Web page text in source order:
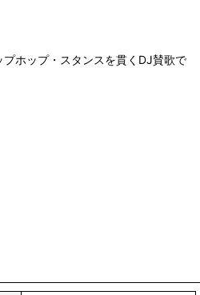
ホップ・スタンスを貫くDJ賛歌で